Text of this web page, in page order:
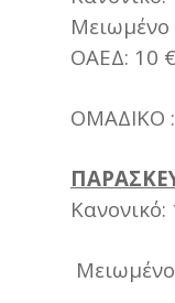
Μειωμένο
ΟΑΕΔ: 10 €
ΟΜΑΔΙΚΟ
Κανονικό: